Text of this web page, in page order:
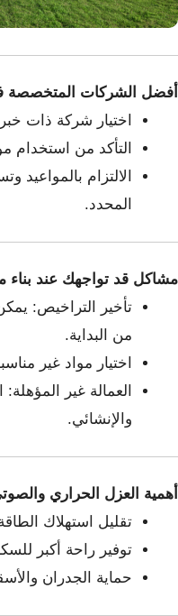
أفضل الشركات المتخصصة
اختيار شركة ذات
التأكد من استخدام
الالتزام
المحدد.
مشاكل قد تواجهك عند بناء
تأخير التراخيص:
من البداية.
اختيار مواد غير
العمالة غير
والإنشائي.
أهمية العزل الحراري
تقليل استهلاك الطاقة
توفير راحة أكبر
حماية الجدران